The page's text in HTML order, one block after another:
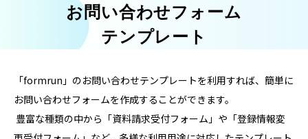
お問い合わせフォーム
テンプレート
「formrun」のお問い合わせテンプレートを利用すれば、簡単に
お問い合わせフォームを作成することができます。